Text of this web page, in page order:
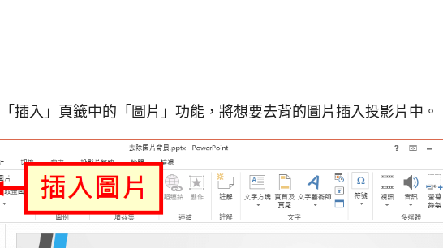
插入」頁籤中的「圖片」功能，將想要去背的圖片插入投影片中。